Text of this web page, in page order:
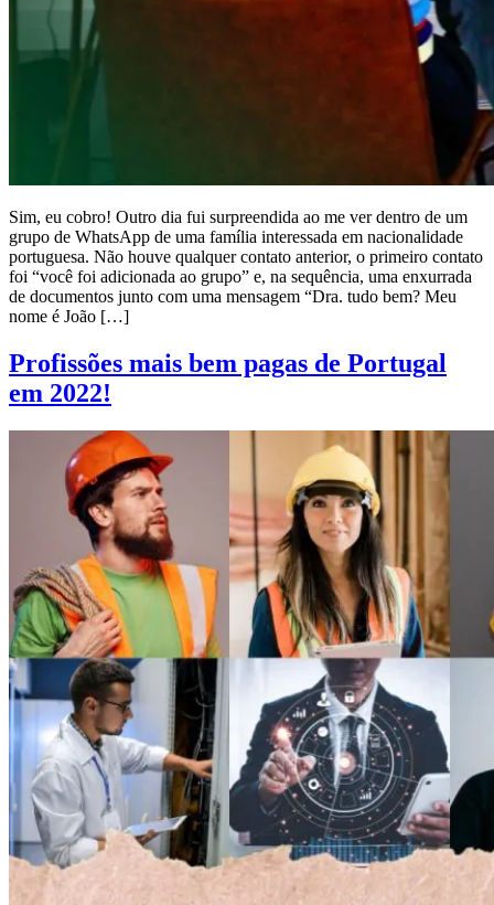
Sim, eu cobro! Outro dia fui surpreendida ao me ver dentro de um
grupo de WhatsApp de uma família interessada em nacionalidade
portuguesa. Não houve qualquer contato anterior, o primeiro contato
foi “você foi adicionada ao grupo” e, na sequência, uma enxurrada
de documentos junto com uma mensagem “Dra. tudo bem? Meu
nome é João […]
Profissões mais bem pagas de Portugal
em 2022!